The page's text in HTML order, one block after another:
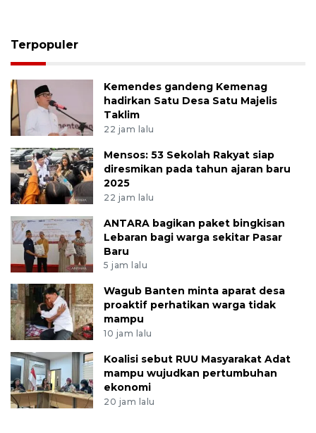
Terpopuler
Kemendes gandeng Kemenag
hadirkan Satu Desa Satu Majelis
Taklim
22 jam lalu
Mensos: 53 Sekolah Rakyat siap
diresmikan pada tahun ajaran baru
2025
22 jam lalu
ANTARA bagikan paket bingkisan
Lebaran bagi warga sekitar Pasar
Baru
5 jam lalu
Wagub Banten minta aparat desa
proaktif perhatikan warga tidak
mampu
10 jam lalu
Koalisi sebut RUU Masyarakat Adat
mampu wujudkan pertumbuhan
ekonomi
20 jam lalu